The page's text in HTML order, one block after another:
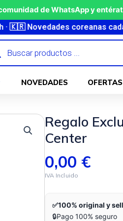
de WhatsApp y
coreanas cada semana ·
NOVEDADES OFERTAS
Regalo
Center
0,00 €
✅100% original y
🔒Pago 100% seguro